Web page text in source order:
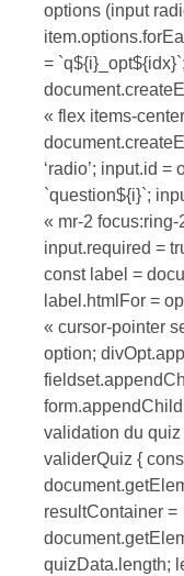
options (input
=
« flex items-
‘radio’; input.id =
`question${i}`;
« mr-2
input.required =
const label =
label.htmlFor =
« cursor-pointer
option;
validation du
validerQuiz {
resultContainer =
quizData.length;